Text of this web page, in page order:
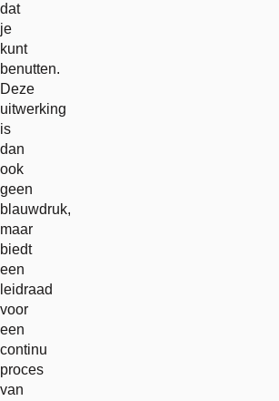
dat
je
kunt
benutten.
Deze
uitwerking
is
dan
ook
geen
blauwdruk,
maar
biedt
een
leidraad
voor
een
continu
proces
van